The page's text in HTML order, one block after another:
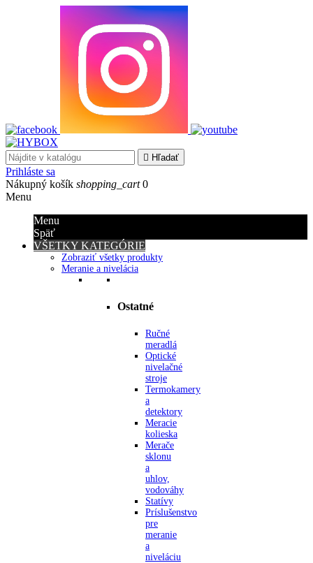
 Hľadať
Prihláste sa
Nákupný košík shopping_cart 0
Menu
Menu
Späť
VŠETKY KATEGÓRIE
Zobraziť všetky produkty
Meranie a nivelácia
Ostatné
Ručné
meradlá
Optické
nivelačné
stroje
Termokamery
a
detektory
Meracie
kolieska
Merače
sklonu
a
uhlov,
vodováhy
Statívy
Príslušenstvo
pre
meranie
a
niveláciu